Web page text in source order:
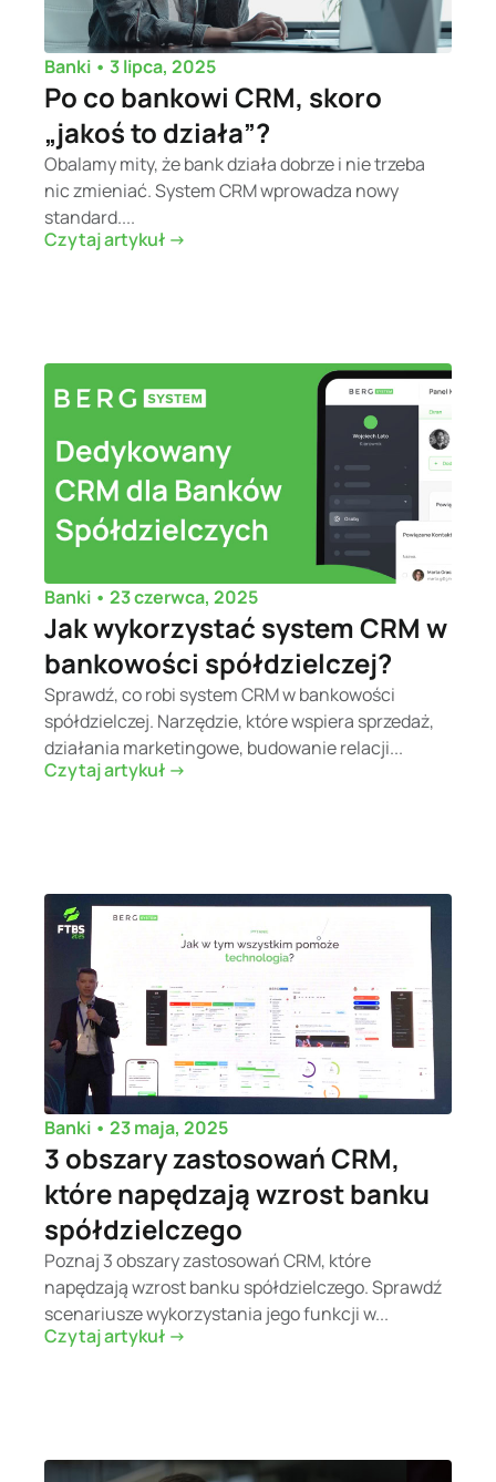
Banki • 3 lipca, 2025
Po co bankowi CRM, skoro
„jakoś to działa”?
Obalamy mity, że bank działa dobrze i nie trzeba
nic zmieniać. System CRM wprowadza nowy
standard....
Czytaj artykuł ->
Banki • 23 czerwca, 2025
Jak wykorzystać system CRM w
bankowości spółdzielczej?
Sprawdź, co robi system CRM w bankowości
spółdzielczej. Narzędzie, które wspiera sprzedaż,
działania marketingowe, budowanie relacji...
Czytaj artykuł ->
Banki • 23 maja, 2025
3 obszary zastosowań CRM,
które napędzają wzrost banku
spółdzielczego
Poznaj 3 obszary zastosowań CRM, które
napędzają wzrost banku spółdzielczego. Sprawdź
scenariusze wykorzystania jego funkcji w...
Czytaj artykuł ->